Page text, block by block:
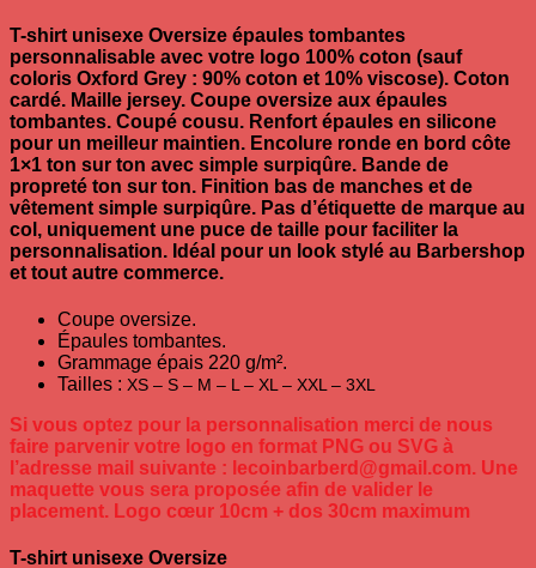
T-shirt unisexe Oversize épaules tombantes
personnalisable avec votre logo 100% coton (sauf
coloris Oxford Grey : 90% coton et 10% viscose). Coton
cardé. Maille jersey. Coupe oversize aux épaules
tombantes. Coupé cousu. Renfort épaules en silicone
pour un meilleur maintien. Encolure ronde en bord côte
1×1 ton sur ton avec simple surpiqûre. Bande de
propreté ton sur ton. Finition bas de manches et de
vêtement simple surpiqûre. Pas d’étiquette de marque au
col, uniquement une puce de taille pour faciliter la
personnalisation. Idéal pour un look stylé au Barbershop
et tout autre commerce.
Coupe oversize.
Épaules tombantes.
Grammage épais 220 g/m².
Tailles : XS – S – M – L – XL – XXL – 3XL
Si vous optez pour la personnalisation merci de nous
faire parvenir votre logo en format PNG ou SVG à
l’adresse mail suivante : lecoinbarberd@gmail.com. Une
maquette vous sera proposée afin de valider le
placement. Logo cœur 10cm + dos 30cm maximum
T-shirt unisexe Oversize